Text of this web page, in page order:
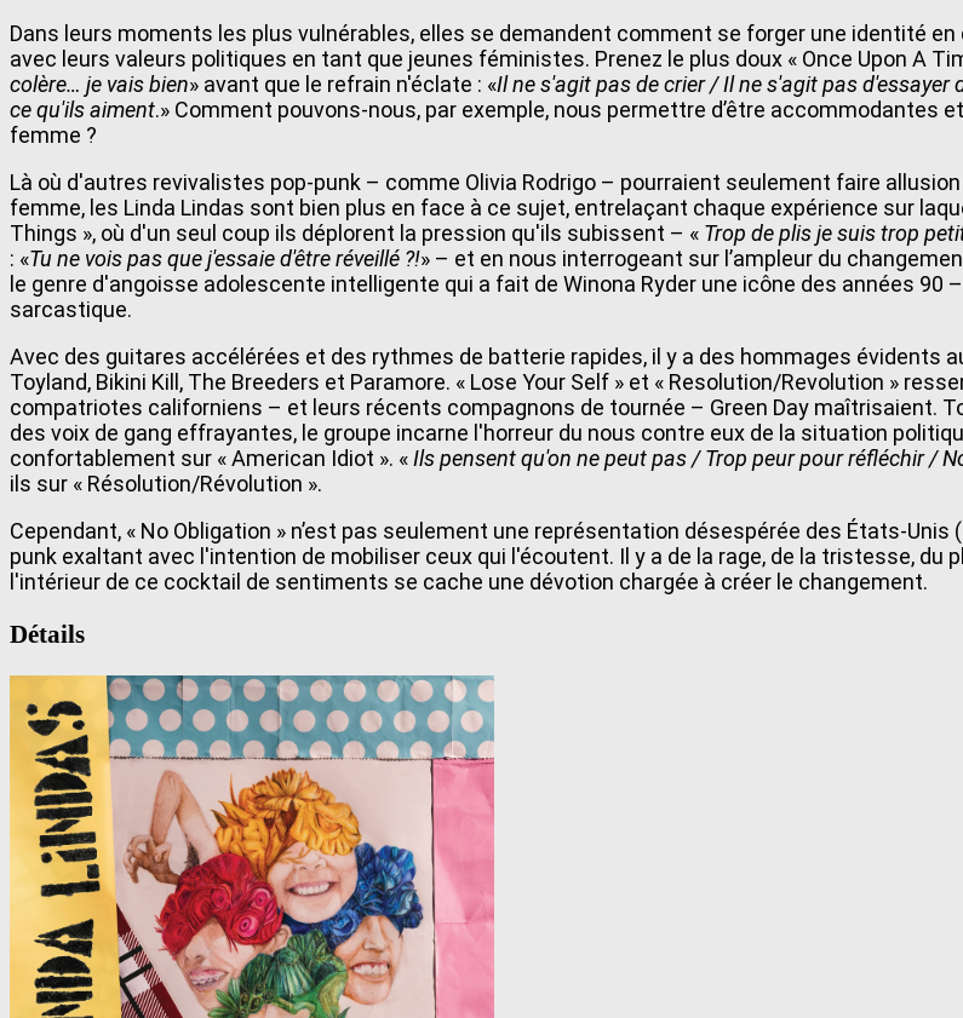
Dans leurs moments les plus vulnérables, elles se demandent comment se forger une identité en
avec leurs valeurs politiques en tant que jeunes féministes. Prenez le plus doux « Once Upon A
colère… je vais bien» avant que le refrain n'éclate : «Il ne s'agit pas de crier / Il ne s'agit pas
ce qu'ils aiment.» Comment pouvons-nous, par exemple, nous permettre d’être
femme ?
Là où d'autres revivalistes pop-punk – comme Olivia Rodrigo – pourraient seulement faire
femme, les Linda Lindas sont bien plus en face à ce sujet, entrelaçant chaque expérience sur
Things », où d'un seul coup ils déplorent la pression qu'ils subissent – « Trop de plis je suis trop
: «Tu ne vois pas que j'essaie d'être réveillé ?!» – et en nous interrogeant sur l’ampleur du
le genre d'angoisse adolescente intelligente qui a fait de Winona Ryder une icône des années
sarcastique.
Avec des guitares accélérées et des rythmes de batterie rapides, il y a des hommages évidents
Toyland, Bikini Kill, The Breeders et Paramore. « Lose Your Self » et « Resolution/Revolution »
compatriotes californiens – et leurs récents compagnons de tournée – Green Day maîtrisaient.
des voix de gang effrayantes, le groupe incarne l'horreur du nous contre eux de la situation
confortablement sur « American Idiot ». «Ils pensent qu'on ne peut pas / Trop peur pour réfléchir /
ils sur « Résolution/Révolution ».
Cependant, « No Obligation » n’est pas seulement une représentation désespérée des États-Unis
punk exaltant avec l'intention de mobiliser ceux qui l'écoutent. Il y a de la rage, de la tristesse,
l'intérieur de ce cocktail de sentiments se cache une dévotion chargée à créer le changement.
Détails